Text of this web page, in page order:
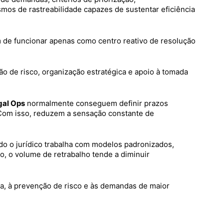
de rastreabilidade capazes de sustentar eficiência
funcionar apenas como centro reativo de resolução
de risco, organização estratégica e apoio à tomada
Ops normalmente conseguem definir prazos
isso, reduzem a sensação constante de
o jurídico trabalha com modelos padronizados,
o volume de retrabalho tende a diminuir
à prevenção de risco e às demandas de maior